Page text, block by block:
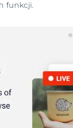
funkcji.